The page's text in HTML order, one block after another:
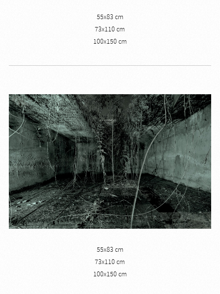
55x83 cm
73x110 cm
100x150 cm
55x83 cm
73x110 cm
100x150 cm